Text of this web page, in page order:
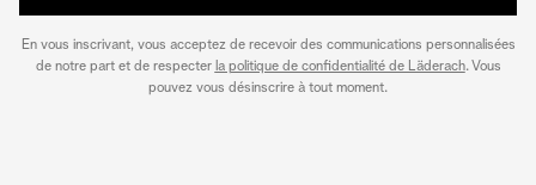
En vous inscrivant, vous acceptez de recevoir des communications personnalisées
de notre part et de respecter la politique de confidentialité de Läderach. Vous
pouvez vous désinscrire à tout moment.